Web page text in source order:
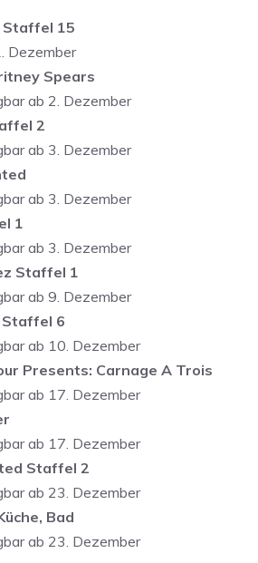
Staffel 15
Dezember
Spears
ab 2. Dezember
2
ab 3. Dezember
ab 3. Dezember
1
ab 3. Dezember
Staffel 1
ab 9. Dezember
Staffel 6
ab 10. Dezember
Presents: Carnage A Trois
ab 17. Dezember
ab 17. Dezember
Staffel 2
ab 23. Dezember
Bad
ab 23. Dezember